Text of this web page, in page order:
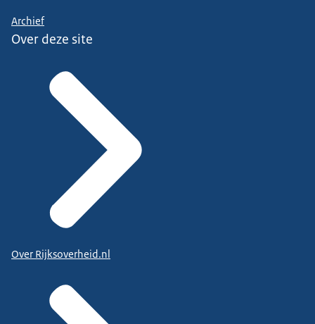
Archief
Over deze site
Over Rijksoverheid.nl